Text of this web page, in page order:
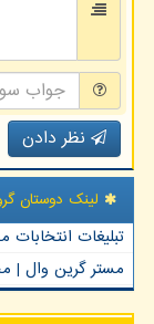
نظر دادن
لینک دوستان
تبلیغات
مستر گرین وال |